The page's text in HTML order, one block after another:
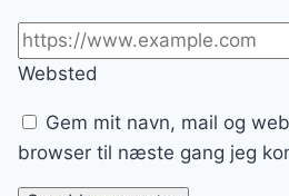
Websted
Gem mit navn, mail og
browser til næste gang jeg